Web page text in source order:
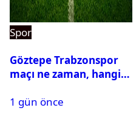
Spor
Göztepe Trabzonspor
maçı ne zaman, hangi
oynayacak mı?
1 gün önce